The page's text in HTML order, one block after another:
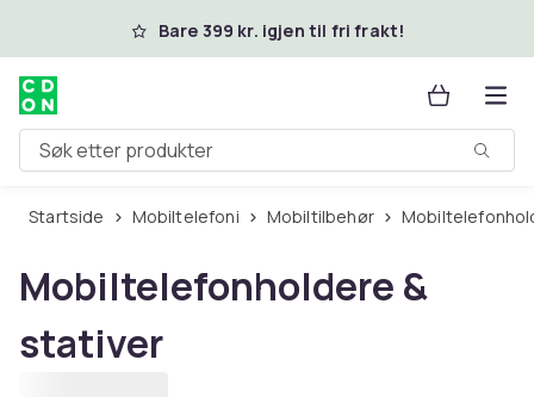
Hopp til hovedinnholdBare 399 kr. igjen til fri frakt!
Søk etter produkter
Startside Mobiltelefoni Mobiltilbehør
Mobiltelefonholdere &
stativer